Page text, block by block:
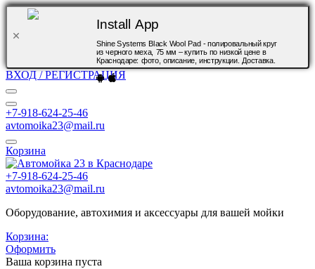
Install App
Shine Systems Black Wool Pad - полировальный круг
из черного меха, 75 мм – купить по низкой цене в
Краснодаре: фото, описание, инструкции. Доставка.
ВХОД / РЕГИСТРАЦИЯ
+7-918-624-25-46
avtomoika23@mail.ru
Корзина
+7-918-624-25-46
avtomoika23@mail.ru
Оборудование, автохимия и аксессуары для вашей мойки
Корзина:
Оформить
Ваша корзина пуста